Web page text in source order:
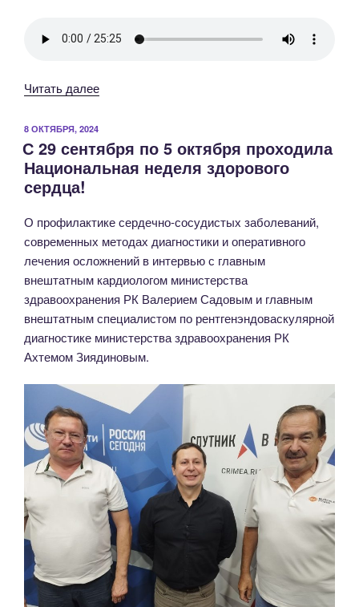
Читать далее«Интервью
кардиологом,
доктором
профессором
Алексеем
Ушаковым»
ОПУБЛИКОВАНО
8 ОКТЯБРЯ, 2024
С 29 сентября по 5 октября проходила
Национальная неделя здорового
сердца!
О профилактике сердечно-сосудистых заболеваний,
современных методах диагностики и оперативного
лечения осложнений в интервью с главным
внештатным кардиологом министерства
здравоохранения РК Валерием Садовым и главным
внештатным специалистом по рентгенэндоваскулярной
диагностике министерства здравоохранения РК
Ахтемом Зиядиновым.